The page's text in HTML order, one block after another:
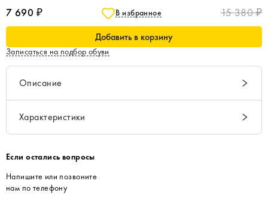
7 690 ₽ В избранное 15 380 ₽
Добавить в корзину
Записаться на подбор обуви
Описание
Характеристики
Если остались вопросы
Напишите или позвоните
нам по телефону